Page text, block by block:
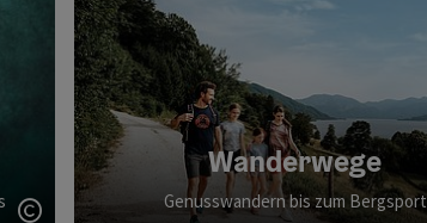
Wanderwege
Genusswandern bis zum Bergsport